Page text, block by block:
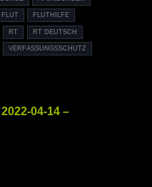
FLUT FLUTHILFE
RT RT DEUTSCH
VERFASSUNGSSCHUTZ
04-14 –